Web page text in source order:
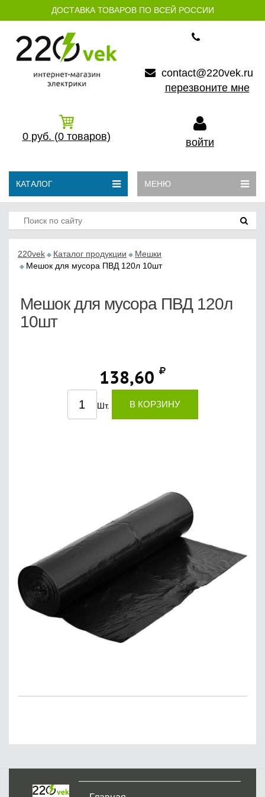
ДОСТАВКА ТОВАРОВ ПО ВСЕЙ РОССИИ
contact@220vek.ru
перезвоните мне
0 руб. (0 товаров) войти
КАТАЛОГ МЕНЮ
220vek Каталог продукции
Мешки
Мешок для мусора ПВД 120л 10шт
Мешок для мусора ПВД 120л
10шт
138,60
Шт. В КОРЗИНУ